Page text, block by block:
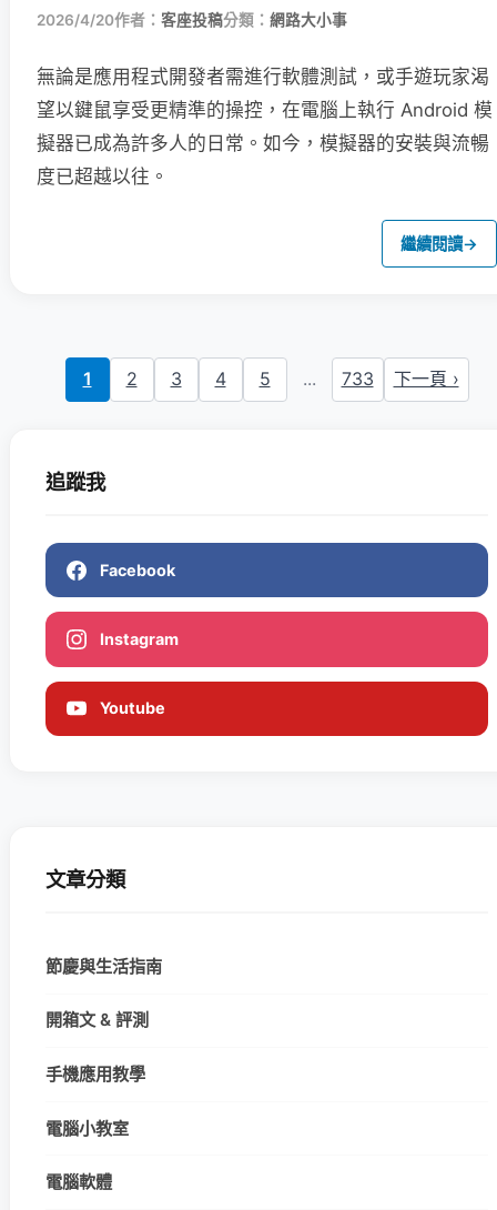
2026/4/20作者： 客座投稿分類： 網路大小事
無論是應用程式開發者需進行軟體測試，或手遊玩家渴
望以鍵鼠享受更精準的操控，在電腦上執行 Android 模
擬器已成為許多人的日常。如今，模擬器的安裝與流暢
度已超越以往。
繼續閱讀→
1 2 3 4 5 ... 733 下一頁 ›
追蹤我
Facebook
Instagram
Youtube
文章分類
節慶與生活指南
開箱文 & 評測
手機應用教學
電腦小教室
電腦軟體